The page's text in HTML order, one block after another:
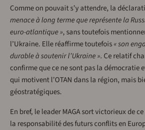
Comme on pouvait s’y attendre, la
menace à long terme que représente la
euro-atlantique », sans toutefois
l’Ukraine. Elle réaffirme toutefois« son
durable à soutenir l’Ukraine ». Ce relatif
confirme que ce ne sont pas la démocratie
qui motivent l’OTAN dans la région, mais
géostratégiques.
En bref, le leader MAGA sort victorieux de
la responsabilité des futurs conflits en